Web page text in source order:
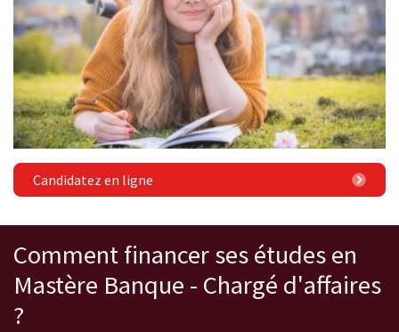
Candidatez en ligne
Comment financer ses études en
Mastère Banque - Chargé d'affaires
?